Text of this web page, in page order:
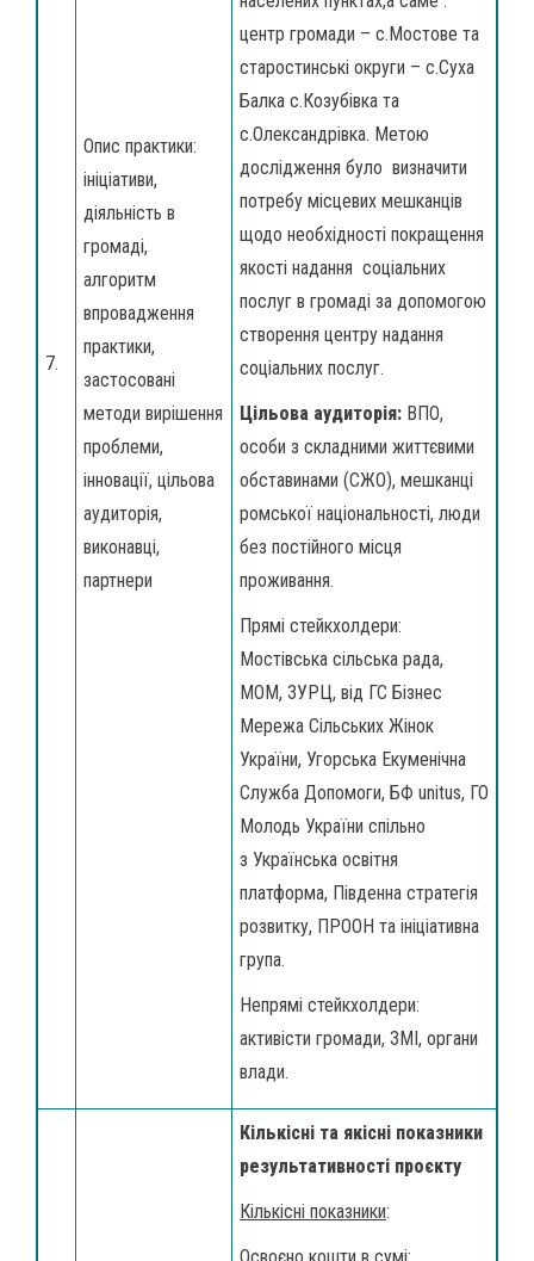
7.
Опис практики:
ініціативи,
діяльність в
громаді,
алгоритм
впровадження
практики,
застосовані
методи вирішення
проблеми,
інновації, цільова
аудиторія,
виконавці,
партнери
центр громади – с.Мостове та
старостинські округи – с.Суха
Балка с.Козубівка та
с.Олександрівка. Метою
дослідження було визначити
потребу місцевих мешканців
щодо необхідності покращення
якості надання соціальних
послуг в громаді за допомогою
створення центру надання
соціальних послуг.
Цільова аудиторія: ВПО,
особи з складними життєвими
обставинами (СЖО), мешканці
ромської національності, люди
без постійного місця
проживання.
Прямі стейкхолдери:
Мостівська сільська рада,
МОМ, ЗУРЦ, від ГС Бізнес
Мережа Cільських Жінок
України, Угорська Екуменічна
Служба Допомоги, БФ unitus, ГО
Молодь України спільно
з Українська освітня
платформа, Південна стратегія
розвитку, ПРООН та ініціативна
група.
Непрямі стейкхолдери:
активісти громади, ЗМІ, органи
влади.
Кількісні та якісні показники
результативності проєкту
Кількісні показники: